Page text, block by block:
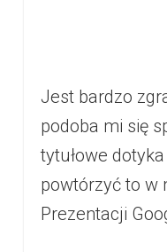
Jest bardzo
podoba mi się
tytułowe
powtórzyć to w
Prezentacji